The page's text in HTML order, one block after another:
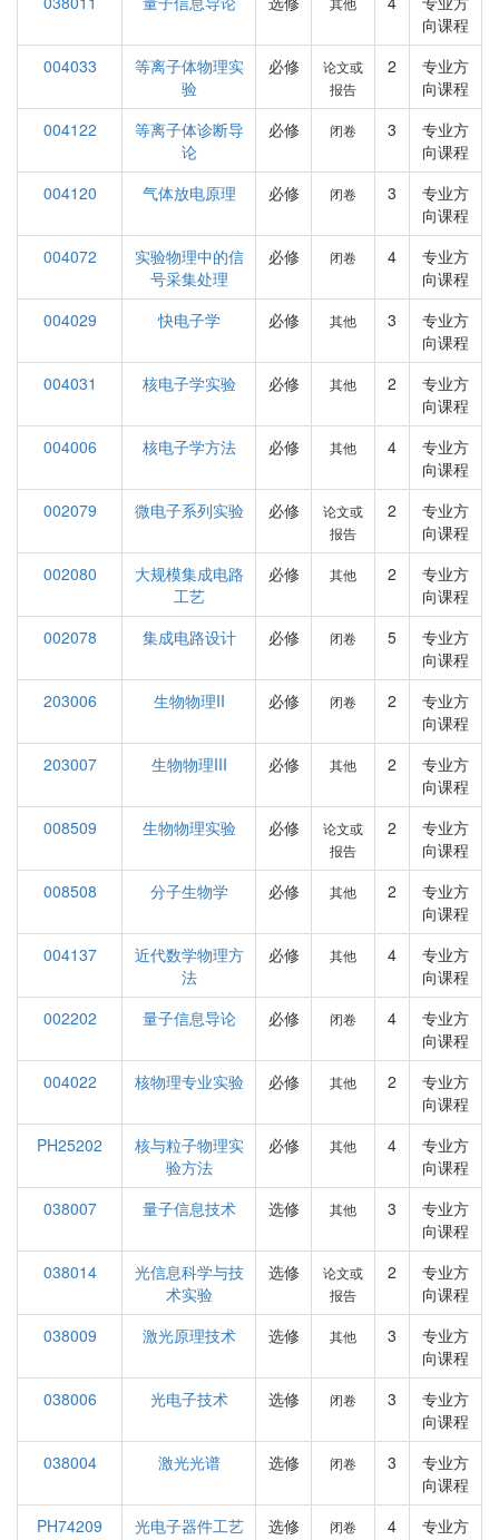
向课程
004033
等离子体物理实
验
必修
论文或
报告
2
专业方
向课程
004122
等离子体诊断导
论
必修 闭卷 3
专业方
向课程
004120
气体放电原理 必修 闭卷 3
专业方
向课程
004072
实验物理中的信
号采集处理
必修 闭卷 4
专业方
向课程
004029
快电子学 必修 其他 3
专业方
向课程
004031
核电子学实验 必修 其他 2
专业方
向课程
004006
核电子学方法 必修 其他 4
专业方
向课程
002079
微电子系列实验 必修
论文或
报告
2
专业方
向课程
002080
大规模集成电路
工艺
必修 其他 2
专业方
向课程
002078
集成电路设计 必修 闭卷 5
专业方
向课程
203006
生物物理II 必修 闭卷 2
专业方
向课程
203007
生物物理III 必修 其他 2
专业方
向课程
008509
生物物理实验 必修
论文或
报告
2
专业方
向课程
008508
分子生物学 必修 其他 2
专业方
向课程
004137
近代数学物理方
法
必修 其他 4
专业方
向课程
002202
量子信息导论 必修 闭卷 4
专业方
向课程
004022
核物理专业实验 必修 其他 2
专业方
向课程
PH25202
核与粒子物理实
验方法
必修 其他 4
专业方
向课程
038007
量子信息技术 选修 其他 3
专业方
向课程
038014
光信息科学与技
术实验
选修
论文或
报告
2
专业方
向课程
038009
激光原理技术 选修 其他 3
专业方
向课程
038006
光电子技术 选修 闭卷 3
专业方
向课程
038004
激光光谱 选修 闭卷 3
专业方
向课程
PH74209
光电子器件工艺
选修 闭卷 4
专业方